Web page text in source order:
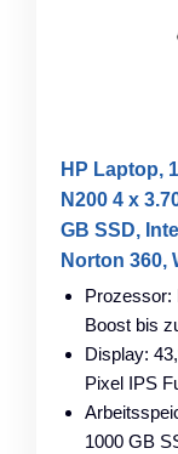
HP Laptop,
N200 4 x
GB SSD,
Norton 360,
Prozessor:
Boost bis
Display:
Pixel IPS
1000 GB